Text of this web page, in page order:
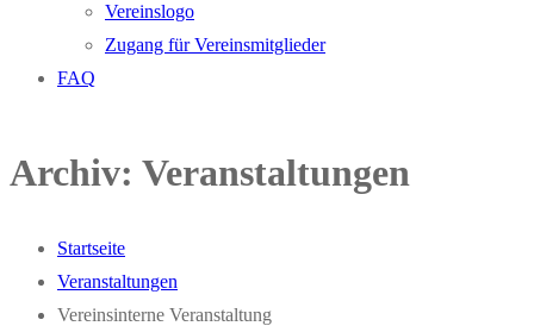
Vereinslogo
Zugang für Vereinsmitglieder
FAQ
Archiv: Veranstaltungen
Startseite
Veranstaltungen
Vereinsinterne Veranstaltung